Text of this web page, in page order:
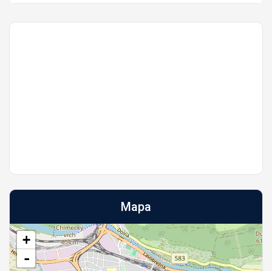
Mapa
+
-